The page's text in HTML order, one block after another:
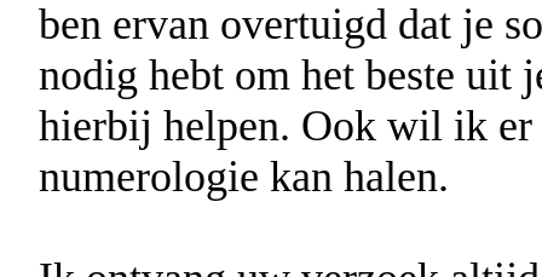
ben ervan overtuigd dat je
nodig hebt om het beste uit
hierbij helpen. Ook wil ik er
numerologie kan halen.